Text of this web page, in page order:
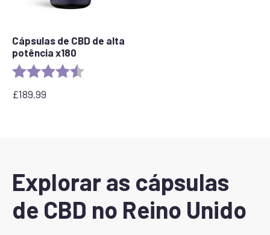
Cápsulas de CBD de alta
potência x180
Rating:
£189.99
Explorar as cápsulas
de CBD no Reino Unido